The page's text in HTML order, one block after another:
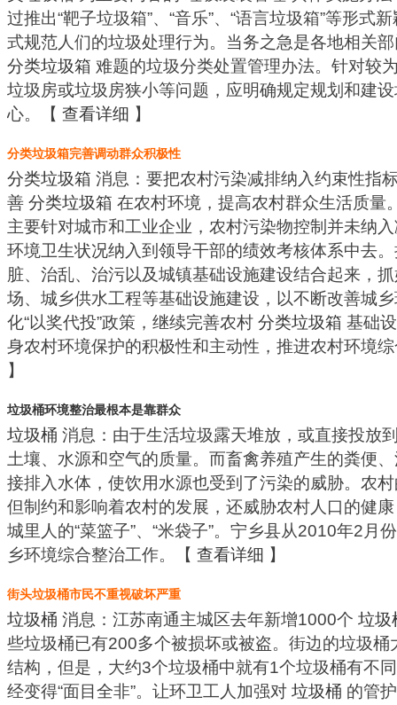
过推出“靶子垃圾箱”、“音乐”、“语言垃圾箱”等形式
式规范人们的垃圾处理行为。当务之急是各地相关
分类垃圾箱 难题的垃圾分类处置管理办法。针对较
垃圾房或垃圾房狭小等问题，应明确规定规划和建
心。【 查看详细 】
分类垃圾箱完善调动群众积极性
分类垃圾箱 消息：要把农村污染减排纳入约束性指
善 分类垃圾箱 在农村环境，提高农村群众生活质量
主要针对城市和工业企业，农村污染物控制并未纳
环境卫生状况纳入到领导干部的绩效考核体系中去
脏、治乱、治污以及城镇基础设施建设结合起来，
场、城乡供水工程等基础设施建设，以不断改善城
化“以奖代投”政策，继续完善农村 分类垃圾箱 基础
身农村环境保护的积极性和主动性，推进农村环境
】
垃圾桶环境整治最根本是靠群众
垃圾桶 消息：由于生活垃圾露天堆放，或直接投放
土壤、水源和空气的质量。而畜禽养殖产生的粪便
接排入水体，使饮用水源也受到了污染的威胁。农
但制约和影响着农村的发展，还威胁农村人口的健
城里人的“菜篮子”、“米袋子”。宁乡县从2010年2月
乡环境综合整治工作。【 查看详细 】
街头垃圾桶市民不重视破坏严重
垃圾桶 消息：江苏南通主城区去年新增1000个 垃圾
些垃圾桶已有200多个被损坏或被盗。街边的垃圾桶
结构，但是，大约3个垃圾桶中就有1个垃圾桶有不
经变得“面目全非”。让环卫工人加强对 垃圾桶 的管